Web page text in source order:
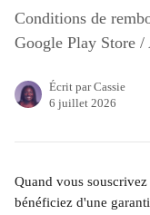
Conditions de
Google Play Store /
Écrit parCassie
6 juillet 2026
Quand vous
bénéficiez d'une